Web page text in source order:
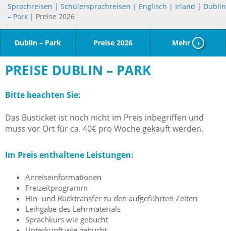
Sprachreisen | Schülersprachreisen | Englisch | Irland | Dublin
– Park | Preise 2026
Dublin – Park Preise 2026 Mehr ›
PREISE DUBLIN – PARK
Bitte beachten Sie:
Das Busticket ist noch nicht im Preis inbegriffen und
muss vor Ort für ca. 40€ pro Woche gekauft werden.
Im Preis enthaltene Leistungen:
Anreiseinformationen
Freizeitprogramm
Hin- und Rücktransfer zu den aufgeführten Zeiten
Leihgabe des Lehrmaterials
Sprachkurs wie gebucht